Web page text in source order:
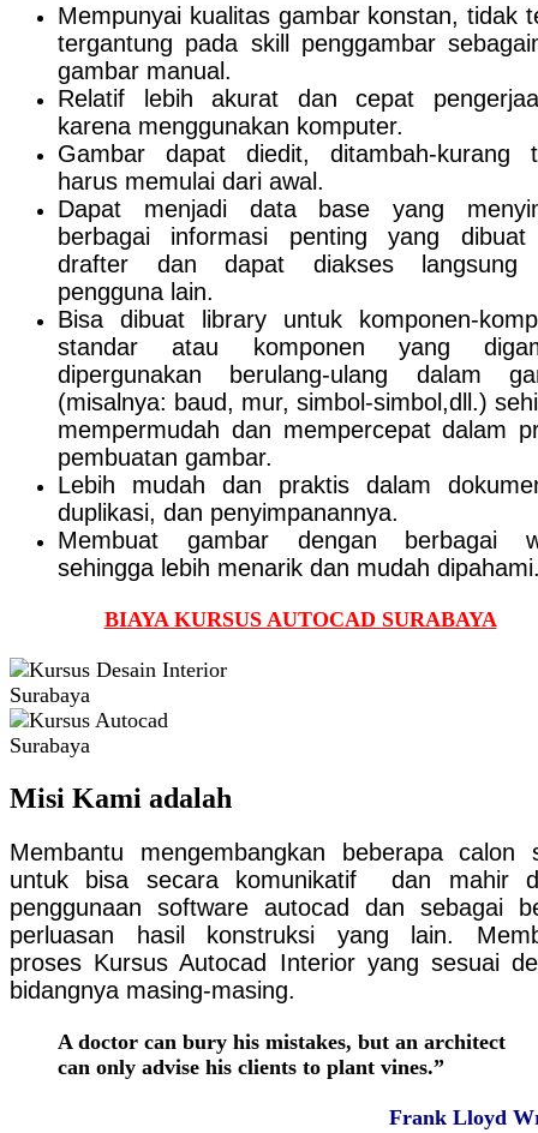
Mempunyai kualitas gambar konstan, tidak
tergantung pada skill penggambar
gambar manual.
Relatif lebih akurat dan cepat
karena menggunakan komputer.
Gambar dapat diedit, ditambah-kurang
harus memulai dari awal.
Dapat menjadi data base yang
berbagai informasi penting yang dibuat
drafter dan dapat diakses langsung
pengguna lain.
Bisa dibuat library untuk komponen-
standar atau komponen yang
dipergunakan berulang-ulang dalam
(misalnya: baud, mur, simbol-simbol,dll.)
mempermudah dan mempercepat dalam
pembuatan gambar.
Lebih mudah dan praktis dalam
duplikasi, dan penyimpanannya.
Membuat gambar dengan berbagai
sehingga lebih menarik dan mudah
BIAYA KURSUS AUTOCAD SURABAYA
Misi Kami adalah
Membantu mengembangkan beberapa calon
untuk bisa secara komunikatif dan mahir
penggunaan software autocad dan sebagai
perluasan hasil konstruksi yang lain.
proses Kursus Autocad Interior yang sesuai
bidangnya masing-masing.
A doctor can bury his mistakes, but an architect
can only advise his clients to plant vines.”
Frank Lloyd